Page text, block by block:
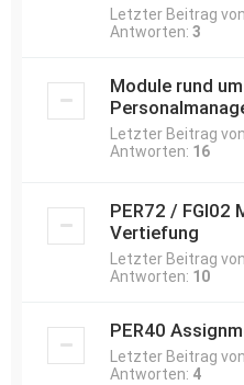
Letzter Beitrag von
Antworten: 3
Module rund um
Letzter Beitrag von
Antworten: 16
PER72 / FGI02
Vertiefung
Letzter Beitrag von
Antworten: 10
PER40
Letzter Beitrag von
Antworten: 4